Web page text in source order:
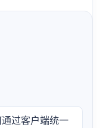
过客户端统一